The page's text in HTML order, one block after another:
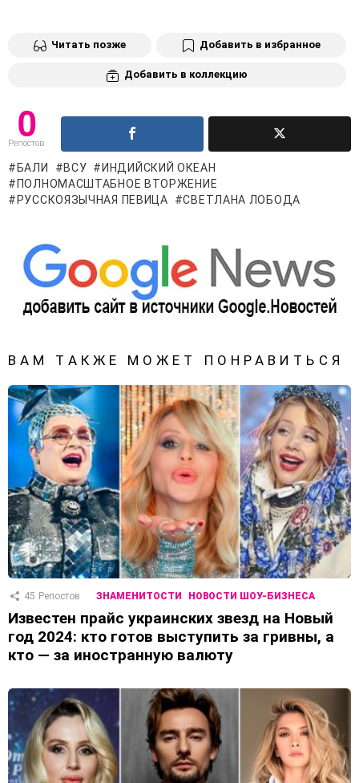
Читать позже Добавить в избранное
Добавить в коллекцию
0
Репостов
БАЛИ ВСУ
ИНДИЙСКИЙ ОКЕАН
ПОЛНОМАСШТАБНОЕ ВТОРЖЕНИЕ
РУССКОЯЗЫЧНАЯ ПЕВИЦА
СВЕТЛАНА ЛОБОДА
ВАМ ТАКЖЕ МОЖЕТ ПОНРАВИТЬСЯ
45 Репостов ЗНАМЕНИТОСТИ НОВОСТИ ШОУ-БИЗНЕСА
Известен прайс украинских звезд на Новый
год 2024: кто готов выступить за гривны, а
кто — за иностранную валюту